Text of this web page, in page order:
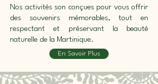
Nos activités son conçues pour vous offrir
des souvenirs mémorables, tout en
respectant et préservant la beauté
naturelle de la Martinique.
En Savoir Plus